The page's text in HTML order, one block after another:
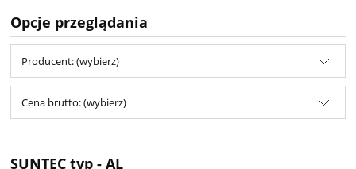
Opcje przeglądania
Producent: (wybierz)
Cena brutto: (wybierz)
SUNTEC typ - AL